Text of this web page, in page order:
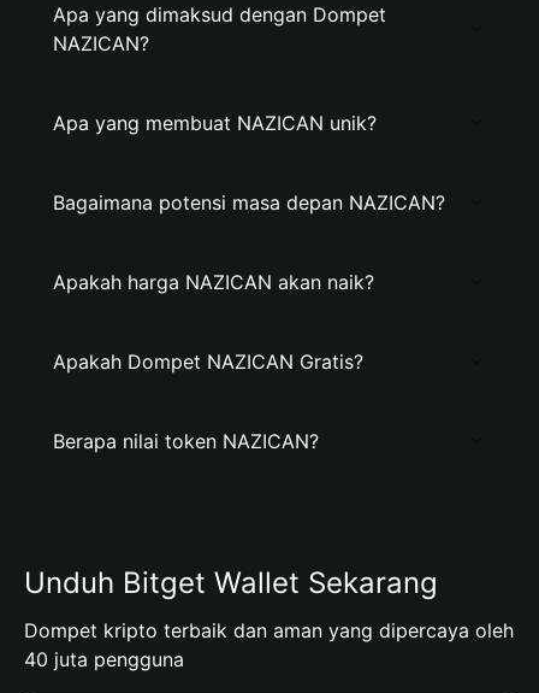
Apa yang dimaksud dengan Dompet
NAZICAN?
Apa yang membuat NAZICAN unik?
Bagaimana potensi masa depan NAZICAN?
Apakah harga NAZICAN akan naik?
Apakah Dompet NAZICAN Gratis?
Berapa nilai token NAZICAN?
Unduh Bitget Wallet Sekarang
Dompet kripto terbaik dan aman yang dipercaya oleh
40 juta pengguna